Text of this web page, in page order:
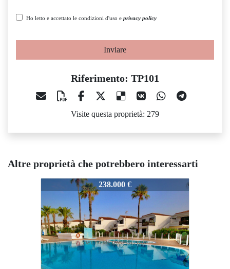
Ho letto e accettato le condizioni d'uso e privacy policy
Inviare
Riferimento: TP101
Visite questa proprietà: 279
Altre proprietà che potrebbero interessarti
238.000 €
TP101 270.137 €